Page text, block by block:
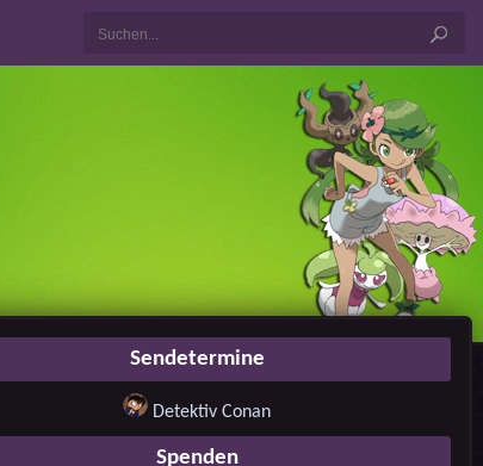
Sendetermine
Detektiv Conan
Spenden